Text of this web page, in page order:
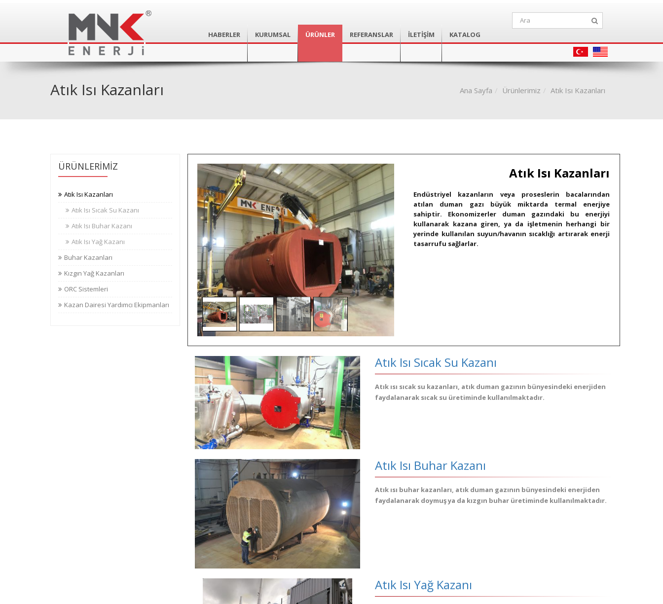
HABERLER KURUMSAL ÜRÜNLER REFERANSLAR İLETİŞİM KATALOG
Atık Isı Kazanları Ana Sayfa Ürünlerimiz Atık Isı Kazanları
ÜRÜNLERİMİZ
Atık Isı Kazanları
Atık Isı Sıcak Su Kazanı
Atık Isı Buhar Kazanı
Atık Isı Yağ Kazanı
Buhar Kazanları
Kızgın Yağ Kazanları
ORC Sistemleri
Kazan Dairesi Yardımcı Ekipmanları
Atık Isı Kazanları
Endüstriyel kazanların veya proseslerin bacalarından
atılan duman gazı büyük miktarda termal enerjiye
sahiptir. Ekonomizerler duman gazındaki bu enerjiyi
kullanarak kazana giren, ya da işletmenin herhangi bir
yerinde kullanılan suyun/havanın sıcaklığı artırarak enerji
tasarrufu sağlarlar.​
Atık Isı Sıcak Su Kazanı
Atık ısı sıcak su kazanları, atık duman gazının bünyesindeki enerjiden
faydalanarak sıcak su üretiminde kullanılmaktadır.
Atık Isı Buhar Kazanı
Atık ısı buhar kazanları, atık duman gazının bünyesindeki enerjiden
faydalanarak doymuş ya da kızgın buhar üretiminde kullanılmaktadır. ​
Atık Isı Yağ Kazanı